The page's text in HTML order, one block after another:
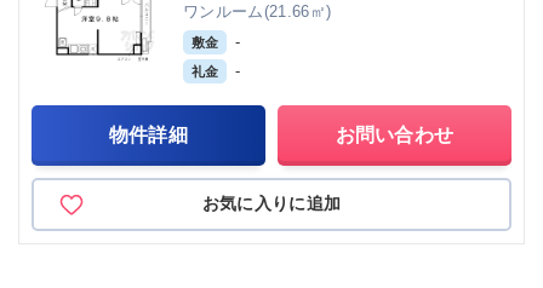
ワンルーム(21.66㎡)
敷金 -
礼金 -
物件詳細 お問い合わせ
お気に入りに追加